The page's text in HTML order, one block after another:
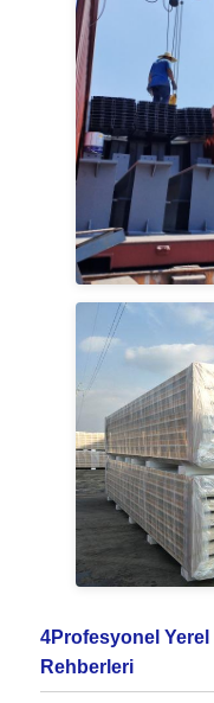
4Profesyonel
Rehberleri